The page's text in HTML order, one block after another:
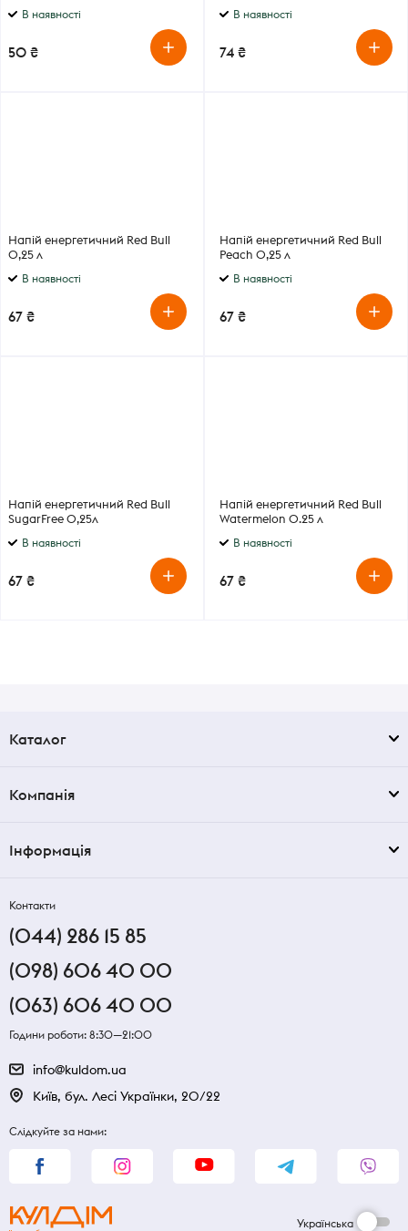
В наявності
50 ₴
В наявності
74 ₴
Напій енергетичний Red Bull
0,25 л
В наявності
67 ₴
Напій енергетичний Red Bull
Peach 0,25 л
В наявності
67 ₴
Напій енергетичний Red Bull
SugarFree 0,25л
В наявності
67 ₴
Напій енергетичний Red Bull
Watermelon 0.25 л
В наявності
67 ₴
Каталог
Компанія
Інформація
Контакти
(044) 286 15 85
(098) 606 40 00
(063) 606 40 00
Години роботи: 8:30—21:00
info@kuldom.ua
Київ, бул. Лесі Українки, 20/22
Слідкуйте за нами:
Українська